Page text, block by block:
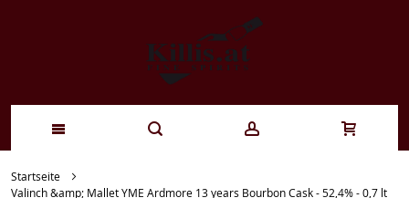
Zum
Startseite
Valinch &amp; Mallet YME Ardmore 13 years Bourbon Cask - 52,4% - 0,7 lt